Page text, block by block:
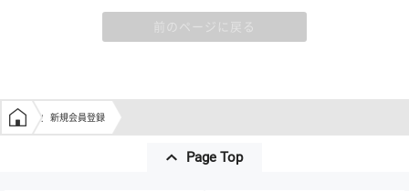
前のページに戻る
学生の窓口トップ
新規会員登録
Page Top